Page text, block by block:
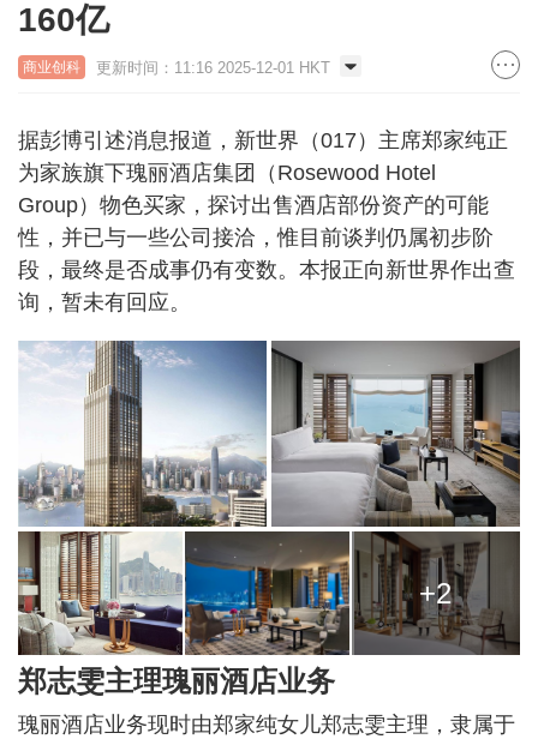
160亿
商业创科 更新时间：11:16 2025-12-01 HKT
据彭博引述消息报道，新世界（017）主席郑家纯正
为家族旗下瑰丽酒店集团（Rosewood Hotel
Group）物色买家，探讨出售酒店部份资产的可能
性，并已与一些公司接洽，惟目前谈判仍属初步阶
段，最终是否成事仍有变数。本报正向新世界作出查
询，暂未有回应。
+2
郑志雯主理瑰丽酒店业务
瑰丽酒店业务现时由郑家纯女儿郑志雯主理，隶属于